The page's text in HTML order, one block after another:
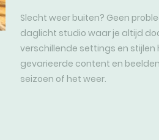
Slecht weer buiten? Geen
daglicht studio waar je altijd
verschillende settings en stijlen
gevarieerde content en
seizoen of het weer.